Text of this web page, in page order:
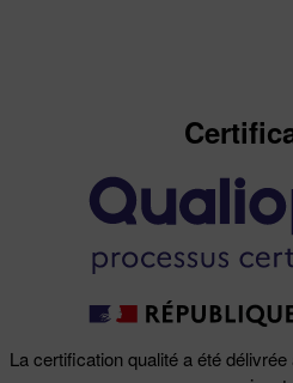
La certification qualité a été